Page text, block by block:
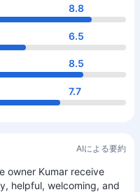
8.8
6.5
8.5
7.7
AIによる要約
owner Kumar receive
helpful, welcoming, and